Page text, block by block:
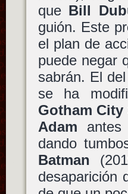
que Bill
guión. Este
el plan de
puede negar
sabrán. El
se ha
Gotham City
Adam antes
dando
Batman
desaparición